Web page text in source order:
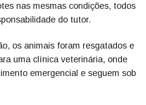
nas mesmas condições, todos
do tutor.
os animais foram resgatados e
uma clínica veterinária, onde
emergencial e seguem sob